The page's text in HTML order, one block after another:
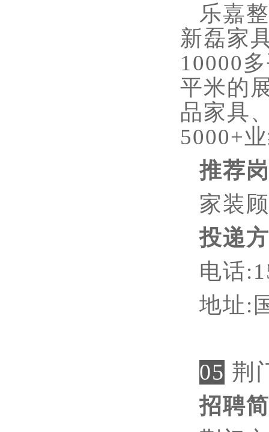
乐嘉
新磊家
10000
平米的
品家具
5000+
推荐
家装
投递
电话
地址:
05 荆
招聘